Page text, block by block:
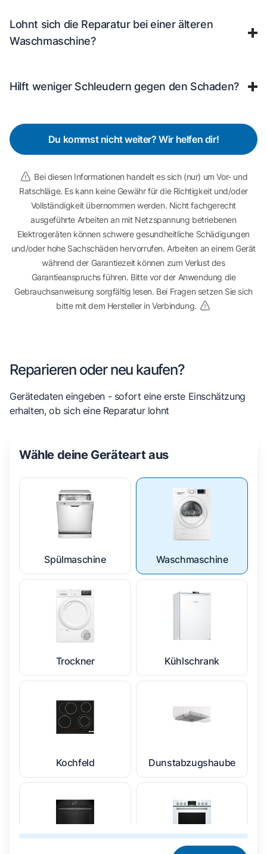
Lohnt sich die Reparatur bei einer älteren
Waschmaschine?
Hilft weniger Schleudern gegen den Schaden?
Du kommst nicht weiter? Wir helfen dir!
Bei diesen Informationen handelt es sich (nur) um Vor- und
Ratschläge. Es kann keine Gewähr für die Richtigkeit und/oder
Vollständigkeit übernommen werden. Nicht fachgerecht
ausgeführte Arbeiten an mit Netzspannung betriebenen
Elektrogeräten können schwere gesundheitliche Schädigungen
und/oder hohe Sachschäden hervorrufen. Arbeiten an einem Gerät
während der Garantiezeit können zum Verlust des
Garantieanspruchs führen. Bitte vor der Anwendung die
Gebrauchsanweisung sorgfältig lesen. Bei Fragen setzen Sie sich
bitte mit dem Hersteller in Verbindung.
Reparieren oder neu kaufen?
Gerätedaten eingeben - sofort eine erste Einschätzung
erhalten, ob sich eine Reparatur lohnt
Wähle deine Geräteart aus
Spülmaschine Waschmaschine
Trockner Kühlschrank
Kochfeld Dunstabzugshaube